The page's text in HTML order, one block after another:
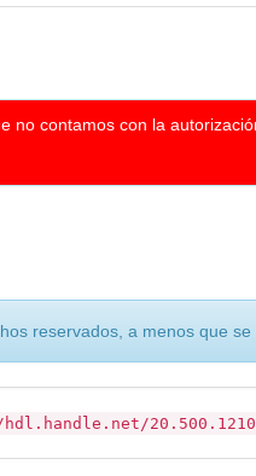
contamos con la
reservados, a menos que se